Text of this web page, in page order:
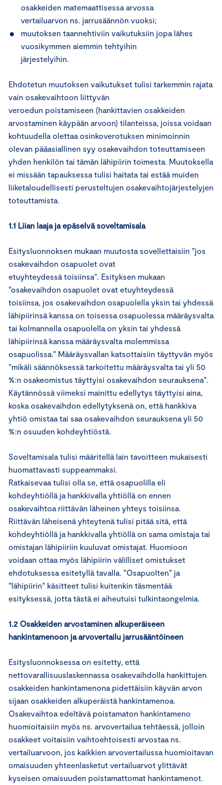
osakkeiden matemaattisessa arvossa
vertailuarvon ns. jarrusäännön vuoksi;
muutoksen taannehtiviin vaikutuksiin jopa lähes
vuosikymmen aiemmin tehtyihin
järjestelyihin.
Ehdotetun muutoksen vaikutukset tulisi tarkemmin rajata
vain osakevaihtoon liittyvän
veroedun poistamiseen (hankittavien osakkeiden
arvostaminen käypään arvoon) tilanteissa, joissa voidaan
kohtuudella olettaa osinkoverotuksen minimoinnin
olevan pääasiallinen syy osakevaihdon toteuttamiseen
yhden henkilön tai tämän lähipiirin toimesta. Muutoksella
ei missään tapauksessa tulisi haitata tai estää muiden
liiketaloudellisesti perusteltujen osakevaihtojärjestelyjen
toteuttamista.
1.1 Liian laaja ja epäselvä soveltamisala
Esitysluonnoksen mukaan muutosta sovellettaisiin ”jos
osakevaihdon osapuolet ovat
etuyhteydessä toisiinsa”. Esityksen mukaan
”osakevaihdon osapuolet ovat etuyhteydessä
toisiinsa, jos osakevaihdon osapuolella yksin tai yhdessä
lähipiirinsä kanssa on toisessa osapuolessa määräysvalta
tai kolmannella osapuolella on yksin tai yhdessä
lähipiirinsä kanssa määräysvalta molemmissa
osapuolissa.” Määräysvallan katsottaisiin täyttyvän myös
”mikäli säännöksessä tarkoitettu määräysvalta tai yli 50
%:n osakeomistus täyttyisi osakevaihdon seurauksena”.
Käytännössä viimeksi mainittu edellytys täyttyisi aina,
koska osakevaihdon edellytyksenä on, että hankkiva
yhtiö omistaa tai saa osakevaihdon seurauksena yli 50
%:n osuuden kohdeyhtiöstä.
Soveltamisala tulisi määritellä lain tavoitteen mukaisesti
huomattavasti suppeammaksi.
Ratkaisevaa tulisi olla se, että osapuolilla eli
kohdeyhtiöllä ja hankkivalla yhtiöllä on ennen
osakevaihtoa riittävän läheinen yhteys toisiinsa.
Riittävän läheisenä yhteytenä tulisi pitää sitä, että
kohdeyhtiöllä ja hankkivalla yhtiöllä on sama omistaja tai
omistajan lähipiiriin kuuluvat omistajat. Huomioon
voidaan ottaa myös lähipiirin välilliset omistukset
ehdotuksessa esitetyllä tavalla. ”Osapuolten” ja
”lähipiirin” käsitteet tulisi kuitenkin täsmentää
esityksessä, jotta tästä ei aiheutuisi tulkintaongelmia.
1.2 Osakkeiden arvostaminen alkuperäiseen
hankintamenoon ja arvovertailu jarrusääntöineen
Esitysluonnoksessa on esitetty, että
nettovarallisuuslaskennassa osakevaihdolla hankittujen
osakkeiden hankintamenona pidettäisiin käyvän arvon
sijaan osakkeiden alkuperäistä hankintamenoa.
Osakevaihtoa edeltävä poistamaton hankintameno
huomioitaisiin myös ns. arvovertailua tehtäessä, jolloin
osakkeet voitaisiin vaihtoehtoisesti arvostaa ns.
vertailuarvoon, jos kaikkien arvovertailussa huomioitavan
omaisuuden yhteenlasketut vertailuarvot ylittävät
kyseisen omaisuuden poistamattomat hankintamenot.